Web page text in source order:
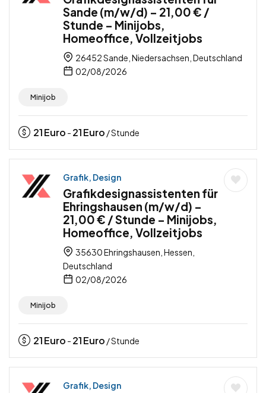
Sande (m/w/d) – 21,00 € /
Stunde – Minijobs,
Homeoffice, Vollzeitjobs
26452 Sande, Niedersachsen, Deutschland
02/08/2026
Minijob
21Euro - 21Euro / Stunde
Grafik, Design
Grafikdesignassistenten für
Ehringshausen (m/w/d) –
21,00 € / Stunde – Minijobs,
Homeoffice, Vollzeitjobs
35630 Ehringshausen, Hessen,
Deutschland
02/08/2026
Minijob
21Euro - 21Euro / Stunde
Grafik, Design